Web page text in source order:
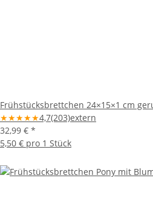
Frühstücksbrettchen 24×15×1 cm
★★★★★4,7(203)extern
32,99 € *
5,50 € pro 1 Stück